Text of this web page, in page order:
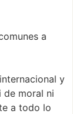
a
y
de moral ni
a todo lo